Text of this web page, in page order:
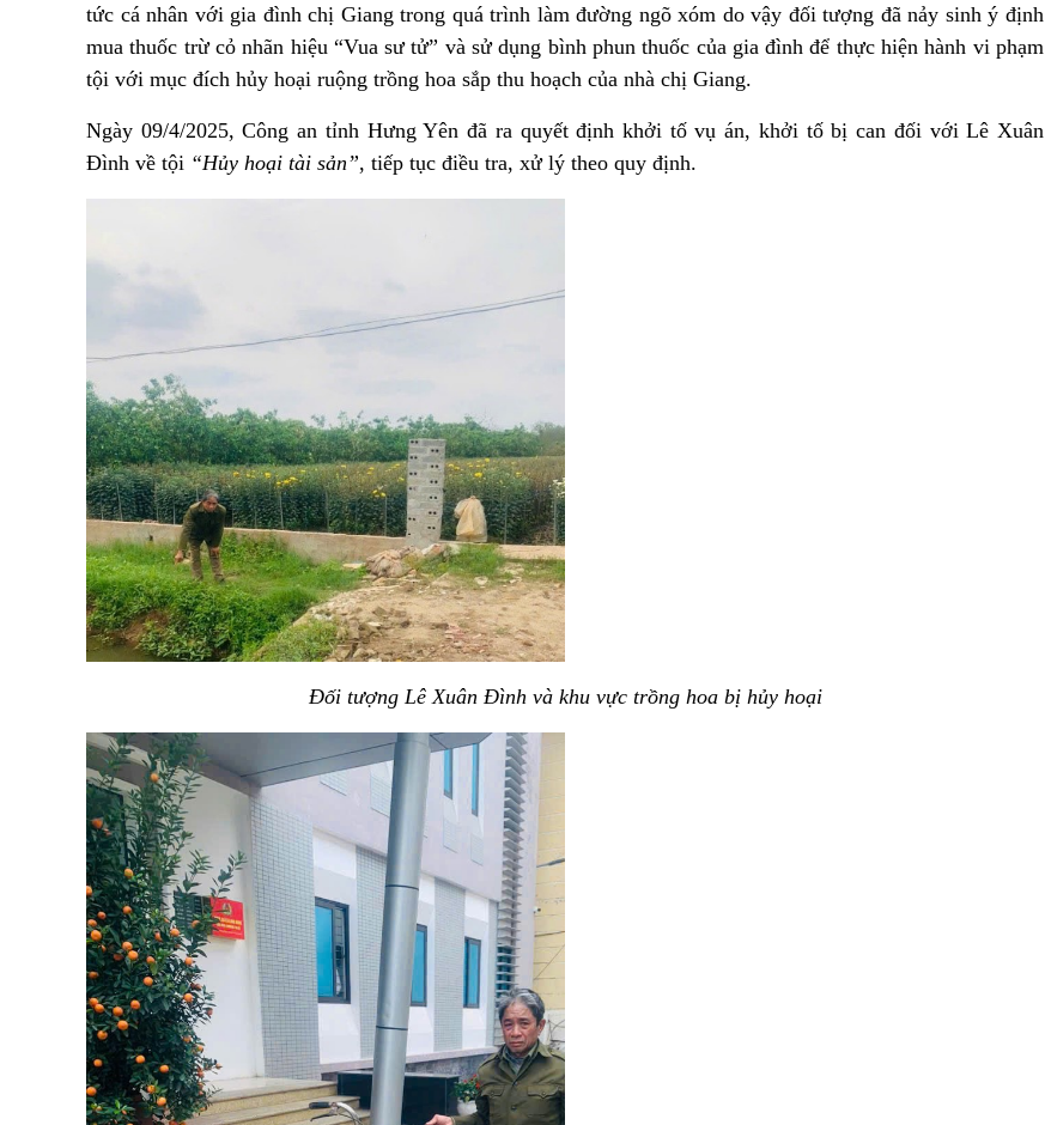
tức cá nhân với gia đình chị Giang trong quá trình làm đường ngõ xóm do vậy đối tượng đã nảy sinh ý định
mua thuốc trừ cỏnhãn hiệu “Vua sư tử” và sử dụng bình phun thuốc của gia đình để thực hiện hành vi phạm
tội với mục đích hủy hoại ruộng trồng hoa sắp thu hoạch của nhà chị Giang.
Ngày 09/4/2025,Công an tỉnh Hưng Yên đã ra quyết định khởi tố vụ án, khởi tố bị can đối với Lê Xuân
Đình về tội “Hủy hoại tài sản”, tiếp tục điều tra, xử lý theo quy định.
Đối tượng Lê Xuân Đình và khu vực trồng hoa bị hủy hoại